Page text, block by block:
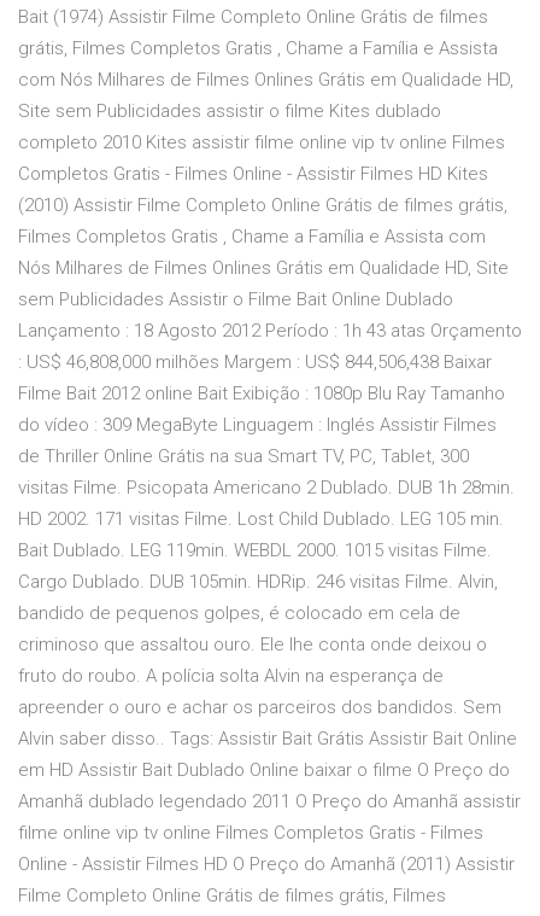
Bait (1974) Assistir Filme Completo Online Grátis de filmes
grátis, Filmes Completos Gratis , Chame a Família e Assista
com Nós Milhares de Filmes Onlines Grátis em Qualidade HD,
Site sem Publicidades assistir o filme Kites dublado
completo 2010 Kites assistir filme online vip tv online Filmes
Completos Gratis - Filmes Online - Assistir Filmes HD Kites
(2010) Assistir Filme Completo Online Grátis de filmes grátis,
Filmes Completos Gratis , Chame a Família e Assista com
Nós Milhares de Filmes Onlines Grátis em Qualidade HD, Site
sem Publicidades Assistir o Filme Bait Online Dublado
Lançamento : 18 Agosto 2012 Período : 1h 43 atas Orçamento
: US$ 46,808,000 milhões Margem : US$ 844,506,438 Baixar
Filme Bait 2012 online Bait Exibição : 1080p Blu Ray Tamanho
do vídeo : 309 MegaByte Linguagem : Inglés Assistir Filmes
de Thriller Online Grátis na sua Smart TV, PC, Tablet, 300
visitas Filme. Psicopata Americano 2 Dublado. DUB 1h 28min.
HD 2002. 171 visitas Filme. Lost Child Dublado. LEG 105 min.
Bait Dublado. LEG 119min. WEBDL 2000. 1015 visitas Filme.
Cargo Dublado. DUB 105min. HDRip. 246 visitas Filme. Alvin,
bandido de pequenos golpes, é colocado em cela de
criminoso que assaltou ouro. Ele lhe conta onde deixou o
fruto do roubo. A polícia solta Alvin na esperança de
apreender o ouro e achar os parceiros dos bandidos. Sem
Alvin saber disso.. Tags: Assistir Bait Grátis Assistir Bait Online
em HD Assistir Bait Dublado Online baixar o filme O Preço do
Amanhã dublado legendado 2011 O Preço do Amanhã assistir
filme online vip tv online Filmes Completos Gratis - Filmes
Online - Assistir Filmes HD O Preço do Amanhã (2011) Assistir
Filme Completo Online Grátis de filmes grátis, Filmes